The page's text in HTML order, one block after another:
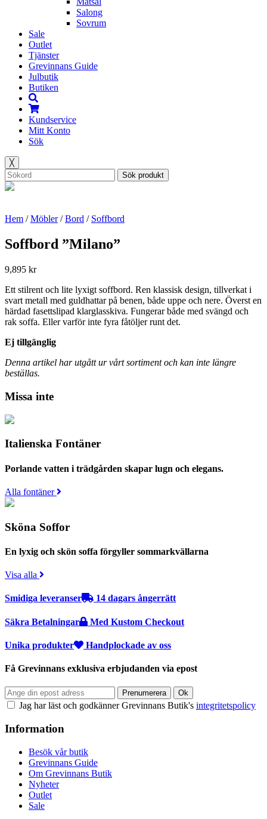
Salong
Sovrum
Sale
Outlet
Tjänster
Grevinnans Guide
Julbutik
Butiken
Kundservice
Mitt Konto
Sök
╳
Sök produkt
Hem /Möbler/Bord / Soffbord
Soffbord ”Milano”
9,895 kr
Ett stilrent och lite lyxigt soffbord. Ren klassisk design, tillverkat i
svart metall med guldhattar på benen, både uppe och nere. Överst en
härdad fasettslipad klarglasskiva. Fungerar både med svängd och
rak soffa. Eller varför inte fyra fåtöljer runt det.
Ej tillgänglig
Denna artikel har utgått ur vårt sortiment och kan inte längre
beställas.
Missa inte
Italienska Fontäner
Porlande vatten i trädgården skapar lugn och elegans.
Alla fontäner
Sköna Soffor
En lyxig och skön soffa förgyller sommarkvällarna
Visa alla
Smidiga leveranser 14 dagars ångerrätt
Säkra Betalningar Med Kustom Checkout
Unika produkter Handplockade av oss
Få Grevinnans exklusiva erbjudanden via epost
Jag har läst och godkänner Grevinnans Butik's integritetspolicy
Information
Besök vår butik
Grevinnans Guide
Om Grevinnans Butik
Nyheter
Outlet
Sale